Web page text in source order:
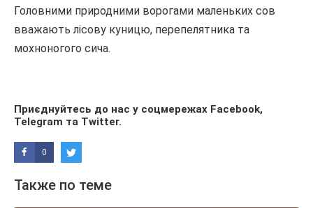
Головними природними ворогами маленьких сов
вважають лісову куницю, перепелятника та
мохноногого сича.
Приєднуйтесь до нас у соцмережах Facebook,
Telegram та Twitter.
0
Также по теме